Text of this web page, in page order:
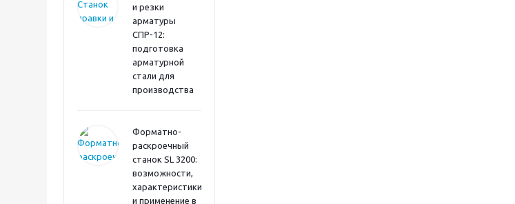
и резки
арматуры
СПР-12:
подготовка
арматурной
стали для
производства
Форматно-
раскроечный
станок SL 3200:
возможности,
характеристики
и применение в